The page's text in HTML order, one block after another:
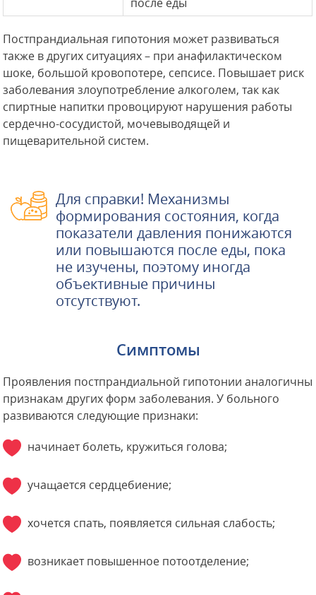
Постпрандиальная гипотония может развиваться
также в других ситуациях – при анафилактическом
шоке, большой кровопотере, сепсисе. Повышает риск
заболевания злоупотребление алкоголем, так как
спиртные напитки провоцируют нарушения работы
сердечно-сосудистой, мочевыводящей и
пищеварительной систем.
Для справки! Механизмы
формирования состояния, когда
показатели давления понижаются
или повышаются после еды, пока
не изучены, поэтому иногда
объективные причины
отсутствуют.
Симптомы
Проявления постпрандиальной гипотонии аналогичны
признакам других форм заболевания. У больного
развиваются следующие признаки:
начинает болеть, кружиться голова;
учащается сердцебиение;
хочется спать, появляется сильная слабость;
возникает повышенное потоотделение;